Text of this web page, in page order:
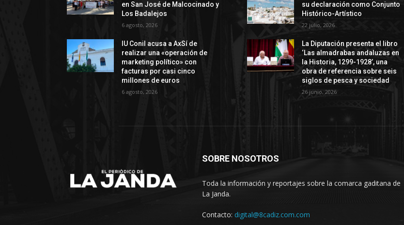
en San José de Malcocinado y
Los Badalejos
6 agosto, 2026
IU Conil acusa a AxSí de
realizar una «operación de
marketing político» con
facturas por casi cinco
millones de euros
6 agosto, 2026
su declaración como Conjunto
Histórico-Artístico
22 julio, 2026
La Diputación presenta el libro
‘Las almadrabas andaluzas en
la Historia, 1299-1928’, una
obra de referencia sobre seis
siglos de pesca y sociedad
26 junio, 2026
SOBRE NOSOTROS
Toda la información y reportajes sobre la comarca gaditana de
La Janda.
Contacto: digital@8cadiz.com.com